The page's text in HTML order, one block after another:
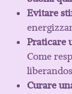
Evitare
Praticare
Come
Curare